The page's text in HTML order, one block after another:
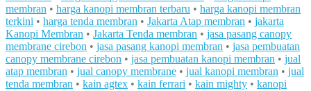
membran • harga kanopi membran terbaru • harga kanopi membran
terkini • harga tenda membran • Jakarta Atap membran • jakarta
Kanopi Membran • Jakarta Tenda membran • jasa pasang canopy
membrane cirebon • jasa pasang kanopi membran • jasa pembuatan
canopy membrane cirebon • jasa pembuatan kanopi membran • jual
atap membran • jual canopy membrane • jual kanopi membran • jual
tenda membran • kain agtex • kain ferrari • kain mighty • kanopi